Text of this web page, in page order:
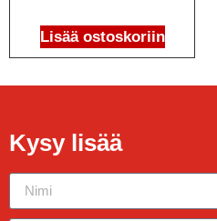
Lisää ostoskoriin
Kysy lisää